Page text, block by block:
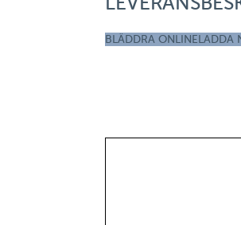
BLÄDDRA ONLINELADDA